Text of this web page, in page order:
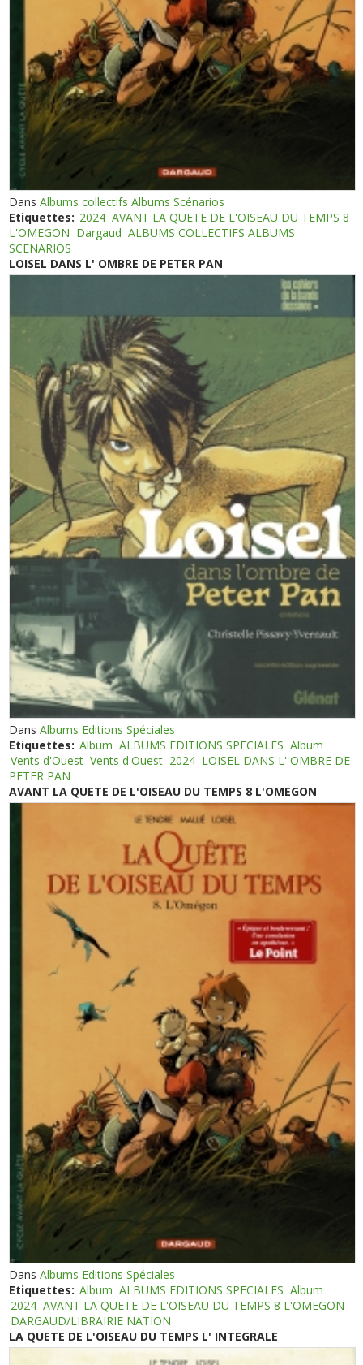
DansAlbums collectifs Albums Scénarios
Etiquettes: 2024 AVANT LA QUETE DE L'OISEAU DU TEMPS 8
L'OMEGON Dargaud ALBUMS COLLECTIFS ALBUMS
SCENARIOS
LOISEL DANS L' OMBRE DE PETER PAN
DansAlbums Editions Spéciales
Etiquettes: Album ALBUMS EDITIONS SPECIALES Album
Vents d'Ouest Vents d'Ouest 2024 LOISEL DANS L' OMBRE DE
PETER PAN
AVANT LA QUETE DE L'OISEAU DU TEMPS 8 L'OMEGON
DansAlbums Editions Spéciales
Etiquettes: Album ALBUMS EDITIONS SPECIALES Album
2024 AVANT LA QUETE DE L'OISEAU DU TEMPS 8 L'OMEGON
DARGAUD/LIBRAIRIE NATION
LA QUETE DE L'OISEAU DU TEMPS L' INTEGRALE